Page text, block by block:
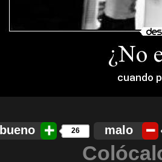
bueno 26 malo